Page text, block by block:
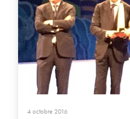
4 octobre 2016